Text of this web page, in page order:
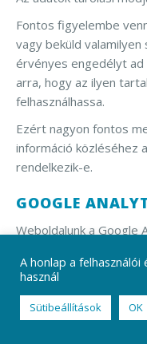
Fontos figyelembe
vagy beküld
érvényes engedélyt
arra, hogy az ilyen
felhasználhassa.
Ezért nagyon fontos
információ közléséhez
rendelkezik-e.
GOOGLE
Weboldalunk a Google
A Google Analytics
jelentést ügyfelei
szokásairól.
A weboldal
A honlap a
használ
Sütibeállítások OK